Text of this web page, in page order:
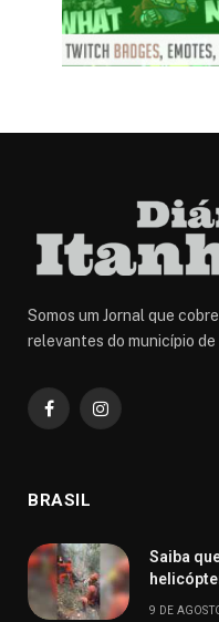
Somos um Jornal que
relevantes do município
FacebookInstagram
BRASIL
Saiba
9 DE